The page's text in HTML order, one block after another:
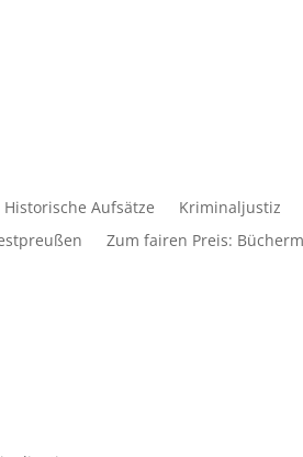
Historische Aufsätze Kriminaljustiz
Zum fairen Preis: